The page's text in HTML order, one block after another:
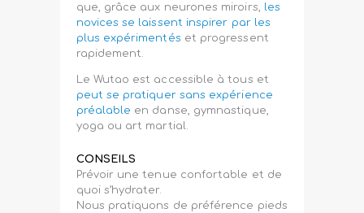
que, grâce aux neurones miroirs, les
novices se laissent inspirer par les
plus expérimentés et progressent
rapidement.
Le Wutao est accessible à tous et
peut se pratiquer sans expérience
préalable en danse, gymnastique,
yoga ou art martial.
CONSEILS
Prévoir une tenue confortable et de
quoi s’hydrater.
Nous pratiquons de préférence pieds